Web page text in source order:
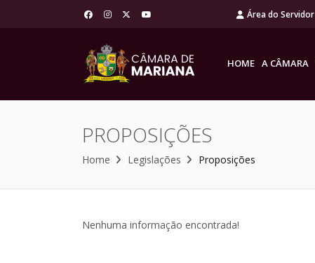
Área do Servidor
HOME A CÂMARA
PROPOSIÇÕES
Home Legislações Proposições
Nenhuma informação encontrada!